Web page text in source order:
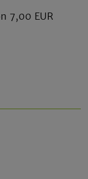
7,00 EUR